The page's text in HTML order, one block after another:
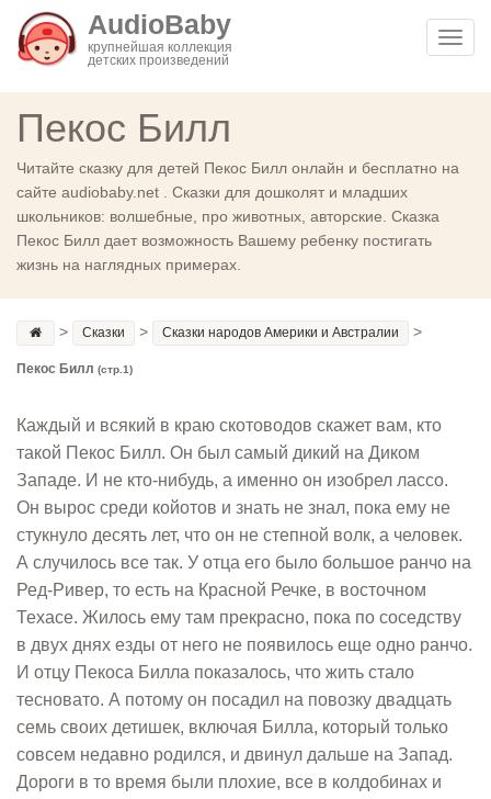
AudioBaby
крупнейшая коллекция
детских произведений
Пекос Билл
Читайте сказку для детей Пекос Билл онлайн и бесплатно на
сайте audiobaby.net . Сказки для дошколят и младших
школьников: волшебные, про животных, авторские. Сказка
Пекос Билл дает возможность Вашему ребенку постигать
жизнь на наглядных примерах.
> Сказки > Сказки народов Америки и Австралии >
Пекос Билл (стр.1)
Каждый и всякий в краю скотоводов скажет вам, кто
такой Пекос Билл. Он был самый дикий на Диком
Западе. И не кто-нибудь, а именно он изобрел лассо.
Он вырос среди койотов и знать не знал, пока ему не
стукнуло десять лет, что он не степной волк, а человек.
А случилось все так. У отца его было большое ранчо на
Ред-Ривер, то есть на Красной Речке, в восточном
Техасе. Жилось ему там прекрасно, пока по соседству
в двух днях езды от него не появилось еще одно ранчо.
И отцу Пекоса Билла показалось, что жить стало
тесновато. А потому он посадил на повозку двадцать
семь своих детишек, включая Билла, который только
совсем недавно родился, и двинул дальше на Запад.
Дороги в то время были плохие, все в колдобинах и